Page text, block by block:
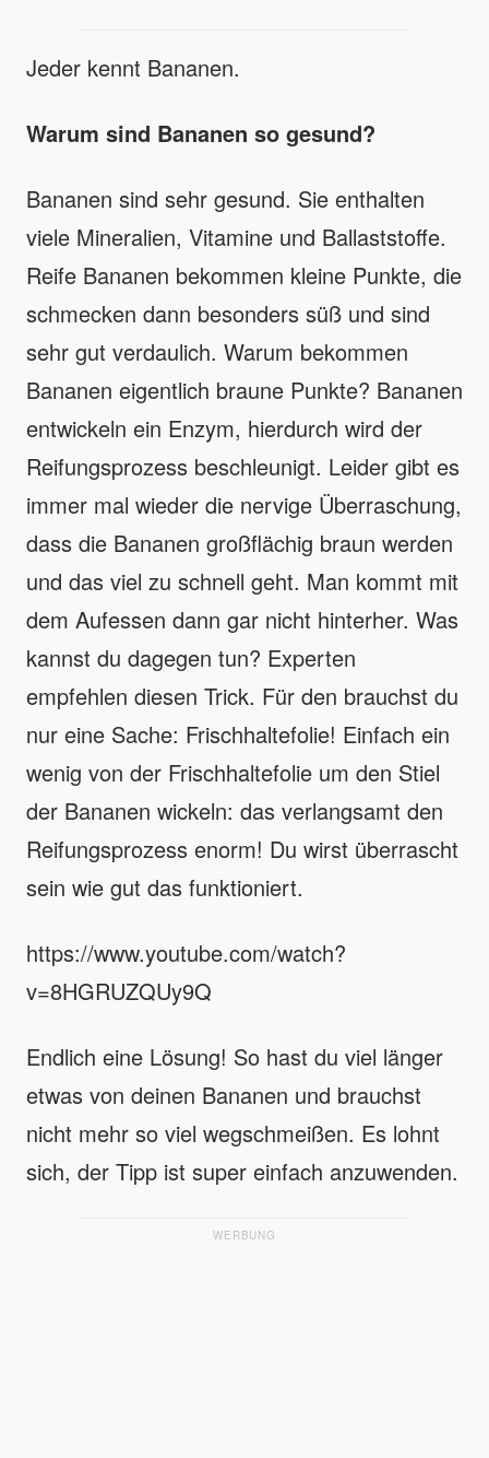
Jeder kennt Bananen.
Warum sind Bananen so gesund?
Bananen sind sehr gesund. Sie enthalten
viele Mineralien, Vitamine und Ballaststoffe.
Reife Bananen bekommen kleine Punkte, die
schmecken dann besonders süß und sind
sehr gut verdaulich. Warum bekommen
Bananen eigentlich braune Punkte? Bananen
entwickeln ein Enzym, hierdurch wird der
Reifungsprozess beschleunigt. Leider gibt es
immer mal wieder die nervige Überraschung,
dass die Bananen großflächig braun werden
und das viel zu schnell geht. Man kommt mit
dem Aufessen dann gar nicht hinterher. Was
kannst du dagegen tun? Experten
empfehlen diesen Trick. Für den brauchst du
nur eine Sache: Frischhaltefolie! Einfach ein
wenig von der Frischhaltefolie um den Stiel
der Bananen wickeln: das verlangsamt den
Reifungsprozess enorm! Du wirst überrascht
sein wie gut das funktioniert.
https://www.youtube.com/watch?
v=8HGRUZQUy9Q
Endlich eine Lösung! So hast du viel länger
etwas von deinen Bananen und brauchst
nicht mehr so viel wegschmeißen. Es lohnt
sich, der Tipp ist super einfach anzuwenden.
WERBUNG